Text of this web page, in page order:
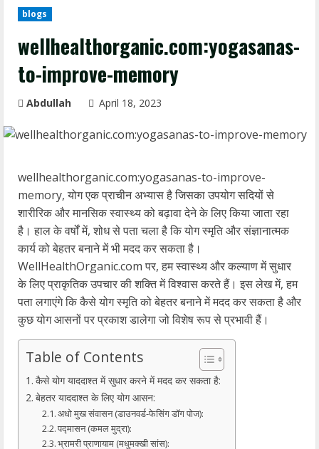
blogs
wellhealthorganic.com:yogasanas-
to-improve-memory
Abdullah April 18, 2023
wellhealthorganic.com:yogasanas-to-improve-
memory, योग एक प्राचीन अभ्यास है जिसका उपयोग सदियों से
शारीरिक और मानसिक स्वास्थ्य को बढ़ावा देने के लिए किया जाता रहा
है। हाल के वर्षों में, शोध से पता चला है कि योग स्मृति और संज्ञानात्मक
कार्य को बेहतर बनाने में भी मदद कर सकता है।
WellHealthOrganic.com पर, हम स्वास्थ्य और कल्याण में सुधार
के लिए प्राकृतिक उपचार की शक्ति में विश्वास करते हैं। इस लेख में, हम
पता लगाएंगे कि कैसे योग स्मृति को बेहतर बनाने में मदद कर सकता है और
कुछ योग आसनों पर प्रकाश डालेगा जो विशेष रूप से प्रभावी हैं।
Table of Contents
कैसे योग याददाश्त में सुधार करने में मदद कर सकता है:
बेहतर याददाश्त के लिए योग आसन:
अधो मुख संवासन (डाउनवर्ड-फेसिंग डॉग पोज):
पद्मासन (कमल मुद्रा):
भ्रामरी प्राणायाम (मधुमक्खी सांस):